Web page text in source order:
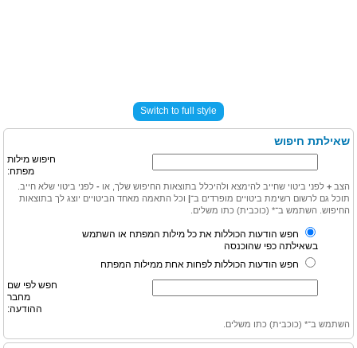
Switch to full style
שאילתת חיפוש
חיפוש מילות
מפתח:
הצב + לפני ביטוי שחייב להימצא ולהיכלל בתוצאות החיפוש שלך, או - לפני ביטוי שלא חייב.
תוכל גם לרשום רשימת ביטויים מופרדים ב־ וכל התאמה מאחד הביטויים יוצג לך בתוצאות
החיפוש. השתמש ב־* (כוכבית) כתו משלים.
חפש הודעות הכוללות את כל מילות המפתח או השתמש
בשאילתה כפי שהוכנסה
חפש הודעות הכוללות לפחות אחת ממילות המפתח
חפש לפי שם
מחבר
ההודעה:
השתמש ב־* (כוכבית) כתו משלים.